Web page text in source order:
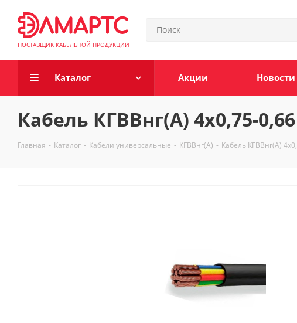
ПОСТАВЩИК КАБЕЛЬНОЙ ПРОДУКЦИИ
Каталог Акции Новости
Кабель КГВВнг(А) 4х0,75-0,66
Главная - Каталог - Кабели универсальные - КГВВнг(А) - Кабель КГВВнг(А)